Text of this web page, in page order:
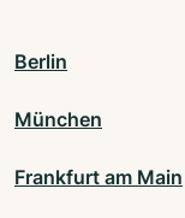
Berlin
München
Frankfurt am Main